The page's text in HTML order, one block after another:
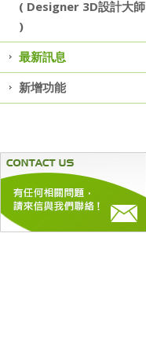
( Designer 3D設計大師
)
最新訊息
新增功能